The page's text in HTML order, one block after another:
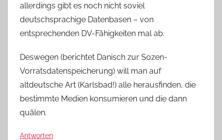
allerdings gibt es noch nicht soviel
deutschsprachige Datenbasen – von
entsprechenden DV-Fähigkeiten mal ab.
Deswegen (berichtet Danisch zur Sozen-
Vorratsdatenspeicherung) will man auf
altdeutsche Art (Karlsbad!) alle herausfinden, die
bestimmte Medien konsumieren und die dann
quälen.
Antworten